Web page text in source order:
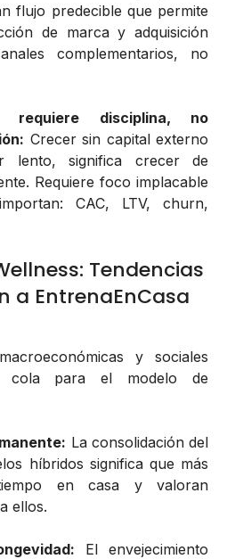
flujo predecible que permite
de marca y adquisición
complementarios, no
requiere disciplina, no
Crecer sin capital externo
lento, significa crecer de
Requiere foco implacable
CAC, LTV, churn,
Tendencias
a EntrenaEnCasa
y sociales
cola para el modelo de
La consolidación del
híbridos significa que más
en casa y valoran
ellos.
El envejecimiento